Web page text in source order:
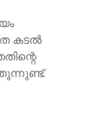
കടൽ